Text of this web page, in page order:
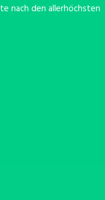
nach den allerhöchsten